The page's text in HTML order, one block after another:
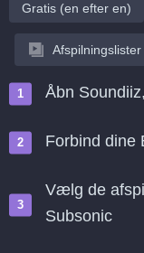
Gratis (en efter en)
Afspilningslister
Åbn
Forbind dine
Vælg de
Subsonic